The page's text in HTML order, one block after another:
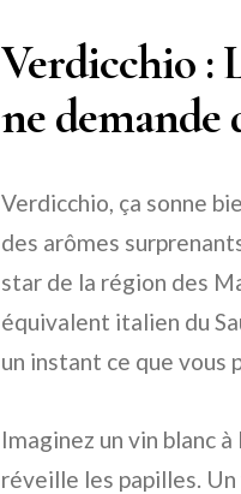
Verdicchio :
ne demande
Verdicchio, ça sonne
des arômes
star de la région des
équivalent italien du
un instant ce que vous
Imaginez un vin blanc
réveille les papilles.